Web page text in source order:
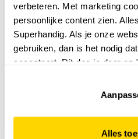
verbeteren. Met marketing
persoonlijke content zien.
Superhandig. Als je onze
gebruiken, dan is het nodig
accepteert. Dit doe je door op
website niet optimaal
Alles